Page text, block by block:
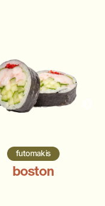
futomakis
boston